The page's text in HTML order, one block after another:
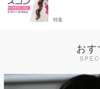
特集
お